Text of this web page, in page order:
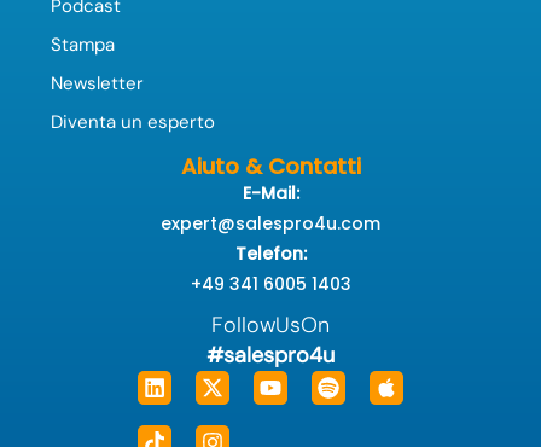
Podcast
Stampa
Newsletter
Diventa un esperto
Aiuto & Contatti
E-Mail:
expert@salespro4u.com
Telefon:
+49 341 6005 1403
FollowUsOn
#salespro4u
Linkedin
X-
twitter
YoutubeSpotifyApple
TiktokInstagram